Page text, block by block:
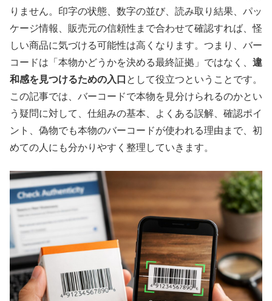
りません。印字の状態、数字の並び、読み取り結果、パッ
ケージ情報、販売元の信頼性まで合わせて確認すれば、怪
しい商品に気づける可能性は高くなります。つまり、バー
コードは「本物かどうかを決める最終証拠」ではなく、 違
和感を見つけるための入口 として役立つということです。
この記事では、バーコードで本物を見分けられるのかとい
う疑問に対して、仕組みの基本、よくある誤解、確認ポイ
ント、偽物でも本物のバーコードが使われる理由まで、初
めての人にも分かりやすく整理していきます。